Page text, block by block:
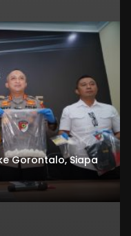
Gorontalo, Siapa